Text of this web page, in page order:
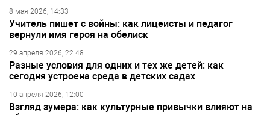
8 мая 2026, 14:33
Учитель пишет с войны: как лицеисты и педагог
вернули имя героя на обелиск
29 апреля 2026, 22:48
Разные условия для одних и тех же детей: как
сегодня устроена среда в детских садах
10 апреля 2026, 12:00
Взгляд зумера: как культурные привычки влияют на